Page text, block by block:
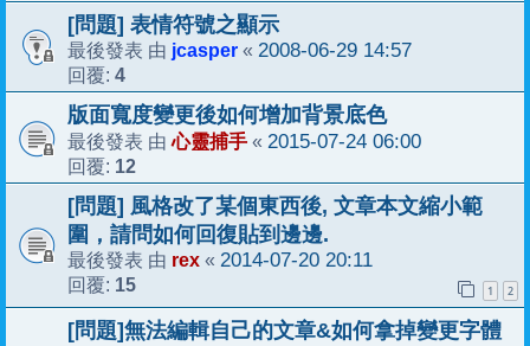
[問題] 表情符號之顯示
最後發表 由 jcasper « 2008-06-29 14:57
回覆: 4
版面寬度變更後如何增加背景底色
最後發表 由心靈捕手 « 2015-07-24 06:00
回覆: 12
[問題] 風格改了某個東西後, 文章本文縮小範
圍，請問如何回復貼到邊邊.
最後發表 由 rex « 2014-07-20 20:11
回覆: 15 1 2
[問題]無法編輯自己的文章&如何拿掉變更字體